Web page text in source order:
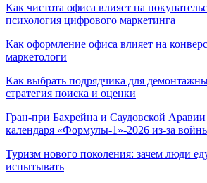
Как чистота офиса влияет на
психология цифрового маркетинга
Как оформление офиса влияет на
маркетологи
Как выбрать подрядчика для
стратегия поиска и оценки
Гран-при Бахрейна и Саудовской Аравии
календаря «Формулы-1»-2026 из-за
Туризм нового поколения: зачем люди
испытывать